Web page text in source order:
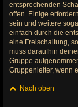
entsprechenden
offen. Einige
sein und weitere
einfach durch die
eine Freischaltung,
muss daraufhin
Gruppe
Gruppenleiter, wenn
Nach oben